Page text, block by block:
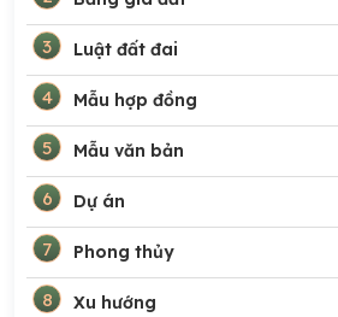
3 Luật đất đai
4 Mẫu hợp đồng
5 Mẫu văn bản
6 Dự án
7 Phong thủy
8 Xu hướng